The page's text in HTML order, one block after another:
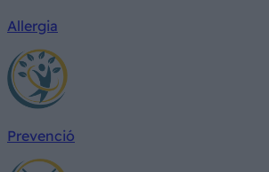
Allergia
Prevenció